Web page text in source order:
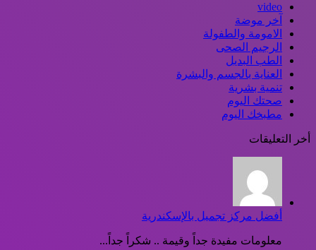
video
آخر موضة
الامومة والطفولة
الرجيم الصحى
الطب البديل
العناية بالجسم والبشرة
تنمية بشرية
صحتك اليوم
مطبخك اليوم
أخر التعليقات
أفضل مركز تجميل بالإسكندرية
معلومات مفيدة جداً وقيمة .. شكراً جداً...